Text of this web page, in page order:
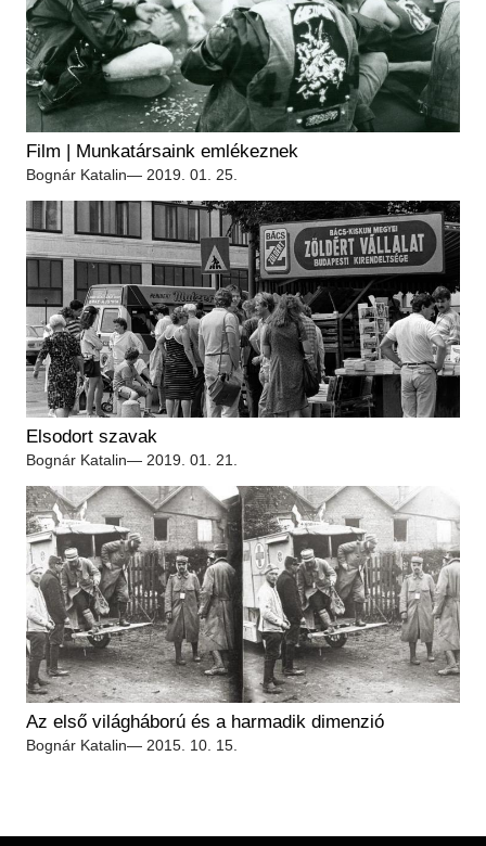
Film | Munkatársaink emlékeznek
Bognár Katalin— 2019. 01. 25.
Elsodort szavak
Bognár Katalin— 2019. 01. 21.
Az első világháború és a harmadik dimenzió
Bognár Katalin— 2015. 10. 15.